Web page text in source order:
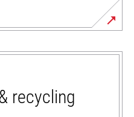
recycling